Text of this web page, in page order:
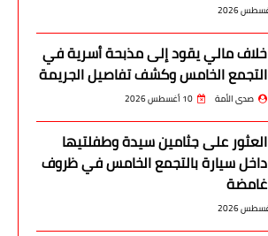
خلاف مالي يقود إلى مذبحة أسرية في
التجمع الخامس وكشف تفاصيل الجريمة
صدى الأمة 10 أغسطس 2026
العثور على جثامين سيدة وطفلتيها
داخل سيارة بالتجمع الخامس في ظروف
غامضة